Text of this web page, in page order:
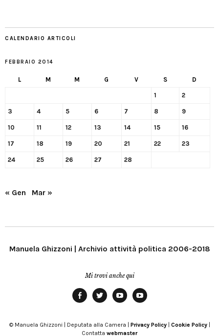
CALENDARIO ARTICOLI
FEBBRAIO 2014
L M M G V S D
1 2
3 4 5 6 7 8 9
10 11 12 13 14 15 16
17 18 19 20 21 22 23
24 25 26 27 28
« Gen Mar »
Manuela Ghizzoni | Archivio attività politica 2006-2018
Mi trovi anche qui
Modena
© Manuela Ghizzoni | Deputata alla Camera | Privacy Policy| Cookie Policy|
Contatta webmaster